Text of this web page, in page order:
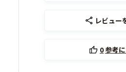
レビュー
0参考